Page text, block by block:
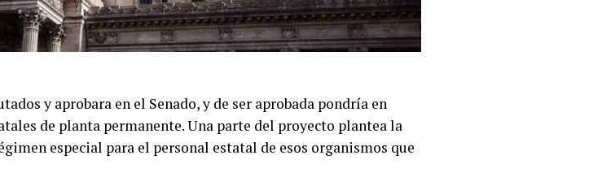
y aprobara en el Senado, y de ser aprobada pondría en
de planta permanente. Una parte del proyecto plantea la
especial para el personal estatal de esos organismos que